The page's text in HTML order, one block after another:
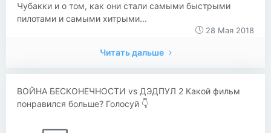
Чубакки и о том, как они стали самыми быстрыми
пилотами и самыми хитрыми...
28 Мая 2018
Читать дальше
ВОЙНА БЕСКОНЕЧНОСТИ vs ДЭДПУЛ 2 Какой фильм
понравился больше? Голосуй 👇